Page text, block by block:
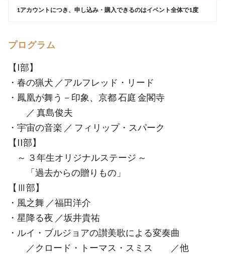
1アカウントにつき、申し込み・購入できるのはイベント全体で1度
プログラム
【I部】
・春の猟犬 ／アルフレッド・リード
・鳳凰が舞う－印象、京都 石庭 金閣寺
／ 真島俊夫
・宇宙の音楽 ／ フィリップ・スパーク
【II部】
～ ３年生オリジナルステージ ～
「過去からの贈りもの」
【Ⅲ部】
・風之舞 ／福田洋介
・星降る夜 ／坂井貴祐
・ルイ・ブルジョアの讃美歌による変奏曲
／クロード・トーマス・スミス ／他